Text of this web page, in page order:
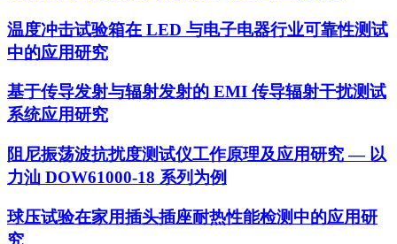
温度冲击试验箱在 LED 与电子电器行业可靠性测试
中的应用研究
基于传导发射与辐射发射的 EMI 传导辐射干扰测试
系统应用研究
阻尼振荡波抗扰度测试仪工作原理及应用研究 — 以
力汕 DOW61000-18 系列为例
球压试验在家用插头插座耐热性能检测中的应用研
究